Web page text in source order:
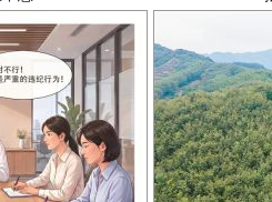
责幌子